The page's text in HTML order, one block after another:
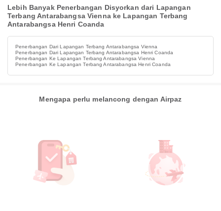
Lebih Banyak Penerbangan Disyorkan dari Lapangan
Terbang Antarabangsa Vienna ke Lapangan Terbang
Antarabangsa Henri Coanda
Penerbangan Dari Lapangan Terbang Antarabangsa Vienna
Penerbangan Dari Lapangan Terbang Antarabangsa Henri Coanda
Penerbangan Ke Lapangan Terbang Antarabangsa Vienna
Penerbangan Ke Lapangan Terbang Antarabangsa Henri Coanda
Mengapa perlu melancong dengan Airpaz